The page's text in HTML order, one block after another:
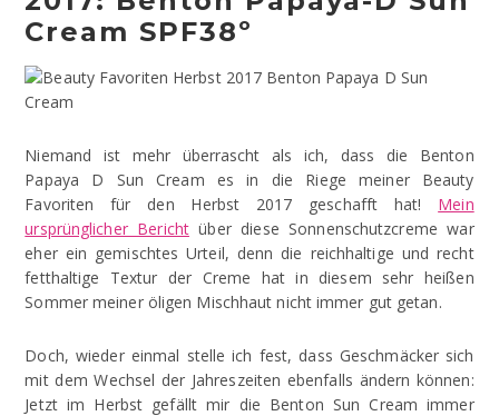
Cream SPF38º
Niemand ist mehr überrascht als ich, dass die Benton
Papaya D Sun Cream es in die Riege meiner Beauty
Favoriten für den Herbst 2017 geschafft hat! Mein
ursprünglicher Berichtüber diese Sonnenschutzcreme war
eher ein gemischtes Urteil, denn die reichhaltige und recht
fetthaltige Textur der Creme hat in diesem sehr heißen
Sommer meiner öligen Mischhaut nicht immer gut getan.
Doch, wieder einmal stelle ich fest, dass Geschmäcker sich
mit dem Wechsel der Jahreszeiten ebenfalls ändern können:
Jetzt im Herbst gefällt mir die Benton Sun Cream immer